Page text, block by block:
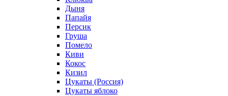
Дыня
Папайя
Персик
Груша
Помело
Киви
Кокос
Кизил
Цукаты (Россия)
Цукаты яблоко